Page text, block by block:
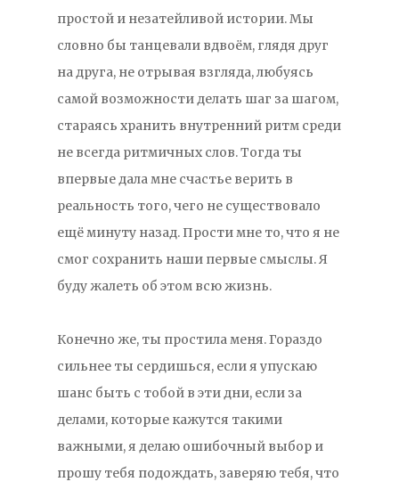
простой и незатейливой истории. Мы
словно бы танцевали вдвоём, глядя друг
на друга, не отрывая взгляда, любуясь
самой возможности делать шаг за шагом,
стараясь хранить внутренний ритм среди
не всегда ритмичных слов. Тогда ты
впервые дала мне счастье верить в
реальность того, чего не существовало
ещё минуту назад. Прости мне то, что я не
смог сохранить наши первые смыслы. Я
буду жалеть об этом всю жизнь.
Конечно же, ты простила меня. Гораздо
сильнее ты сердишься, если я упускаю
шанс быть с тобой в эти дни, если за
делами, которые кажутся такими
важными, я делаю ошибочный выбор и
прошу тебя подождать, заверяю тебя, что